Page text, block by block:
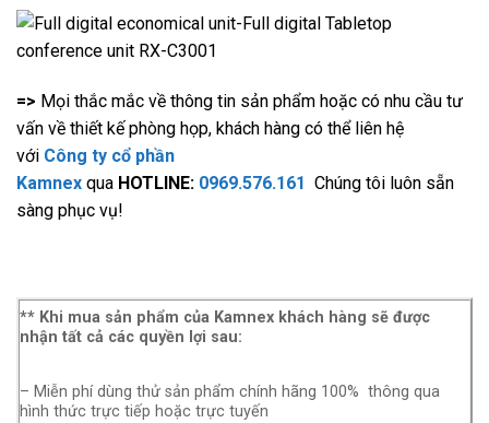
=> Mọi thắc mắc về thông tin sản phẩm hoặc có nhu cầu tư
vấn về thiết kế phòng họp, khách hàng có thể liên hệ
với Công ty cổ phần
Kamnex qua HOTLINE: 0969.576.161 Chúng tôi luôn sẵn
sàng phục vụ!
** Khi mua sản phẩm của Kamnex khách hàng sẽ được
nhận tất cả các quyền lợi sau:
– Miễn phí dùng thử sản phẩm chính hãng 100% thông qua
hình thức trực tiếp hoặc trực tuyến